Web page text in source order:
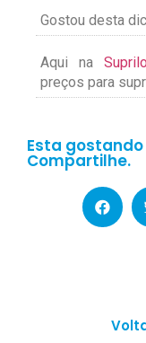
Gostou desta
Aqui na
preços para
Esta
Compartilhe.